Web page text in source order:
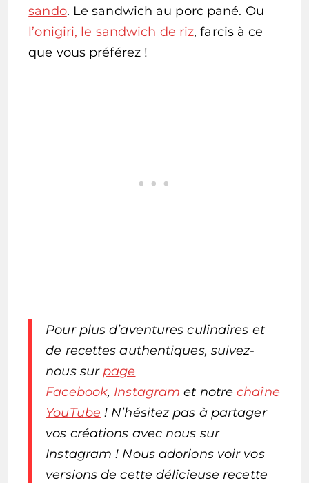
sando. Le sandwich au porc pané. Ou
l’onigiri, le sandwich de riz, farcis à ce
que vous préférez !
Pour plus d’aventures culinaires et
de recettes authentiques, suivez-
nous sur page
Facebook, Instagramet notrechaîne
YouTube ! N’hésitez pas à partager
vos créations avec nous sur
Instagram ! Nous adorions voir vos
versions de cette délicieuse recette